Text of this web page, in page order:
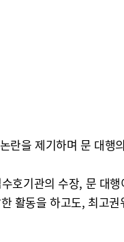
란을 제기하며 문 대행
호기관의 수장, 문 대
활동을 하고도, 최고